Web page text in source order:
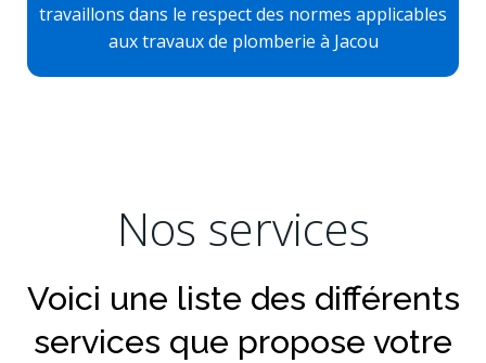
travaillons dans le respect des normes applicables
aux travaux de plomberie à Jacou
Nos services
Voici une liste des différents
services que propose votre